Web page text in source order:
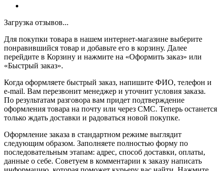
Загрузка отзывов...
Для покупки товара в нашем интернет-магазине выберите
понравившийся товар и добавьте его в корзину. Далее
перейдите в Корзину и нажмите на «Оформить заказ» или
«Быстрый заказ».
Когда оформляете быстрый заказ, напишите ФИО, телефон и
e-mail. Вам перезвонит менеджер и уточнит условия заказа.
По результатам разговора вам придет подтверждение
оформления товара на почту или через СМС. Теперь останется
только ждать доставки и радоваться новой покупке.
Оформление заказа в стандартном режиме выглядит
следующим образом. Заполняете полностью форму по
последовательным этапам: адрес, способ доставки, оплаты,
данные о себе. Советуем в комментарии к заказу написать